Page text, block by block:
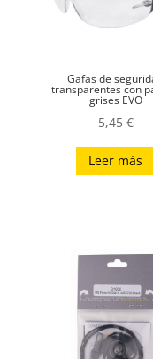
Gafas de
transparentes con
grises EVO
5,45 €
Leer más